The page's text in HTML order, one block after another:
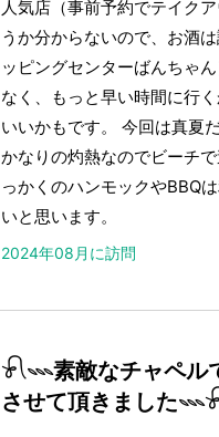
人気店（事前予約でテイク
うか分からないので、お酒
ッピングセンターばんちゃ
なく、もっと早い時間に行
いいかもです。 今回は真夏
かなりの灼熱なのでビーチ
っかくのハンモックやBBQ
いと思います。
2024年08月に訪問
𓍯𓇠素敵なチャペル
させて頂きました